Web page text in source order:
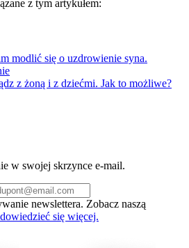
z tym artykułem:
modlić się o uzdrowienie syna.
z żoną i z dziećmi. Jak to możliwe?
w swojej skrzynce e-mail.
newslettera. Zobacz naszą
się więcej.